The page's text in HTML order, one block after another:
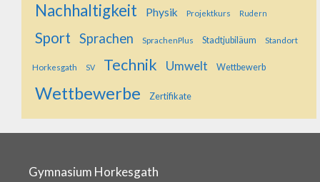
Nachhaltigkeit Physik Projektkurs Rudern
Sport Sprachen SprachenPlus Stadtjubiläum Standort
Horkesgath SV Technik Umwelt Wettbewerb
Wettbewerbe Zertifikate
Gymnasium Horkesgath